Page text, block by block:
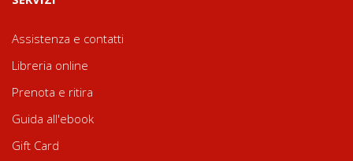
Assistenza e contatti
Libreria online
Prenota e ritira
Guida all'ebook
Gift Card